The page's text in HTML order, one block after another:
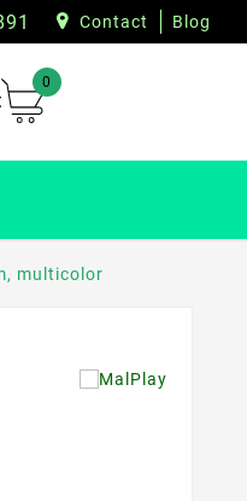
Contact Blog
0
multicolor